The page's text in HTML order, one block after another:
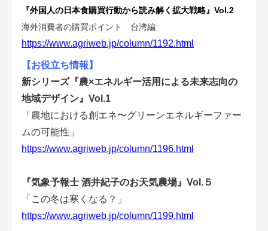
AgriweBダイレクトメッセージ
経営アシストチャット
コラム・事例集
農業一問一答
基礎知識
『外国人の日本食購買行動から読み解く拡大戦略』Vol.2
海外消費者の購買ポイント 台湾編
https://www.agriweb.jp/column/1192.html
【お役立ち情報】
新シリーズ『農×エネルギー活用による未来志向の
地域デザイン』Vol.1
「農地における創エネ〜グリーンエネルギーファー
ムの可能性」
https://www.agriweb.jp/column/1196.html
『気象予報士 酒井紀子のお天気農場』Vol.５
「この冬は寒くなる？」
https://www.agriweb.jp/column/1199.html